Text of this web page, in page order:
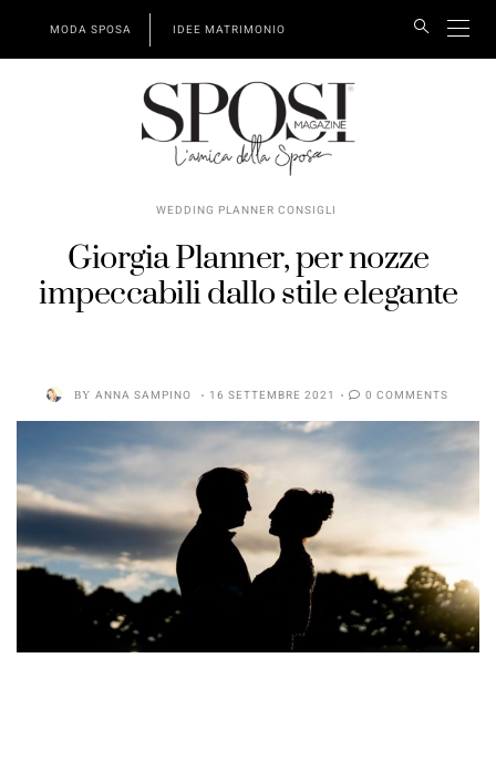
MODA SPOSA IDEE MATRIMONIO
WEDDING PLANNER CONSIGLI
Giorgia Planner, per nozze
impeccabili dallo stile elegante
BY ANNA SAMPINO 16 SETTEMBRE 2021 0 COMMENTS